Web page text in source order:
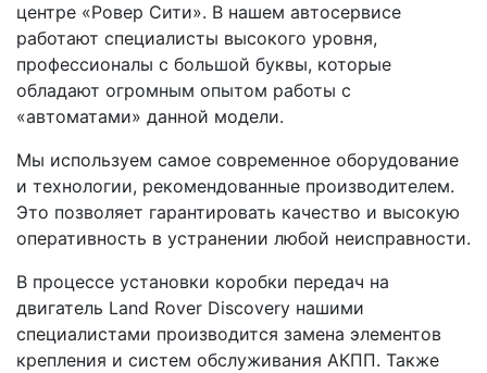
центре «Ровер Сити». В нашем автосервисе
работают специалисты высокого уровня,
профессионалы с большой буквы, которые
обладают огромным опытом работы с
«автоматами» данной модели.
Мы используем самое современное оборудование
и технологии, рекомендованные производителем.
Это позволяет гарантировать качество и высокую
оперативность в устранении любой неисправности.
В процессе установки коробки передач на
двигатель Land Rover Discovery нашими
специалистами производится замена элементов
крепления и систем обслуживания АКПП. Также